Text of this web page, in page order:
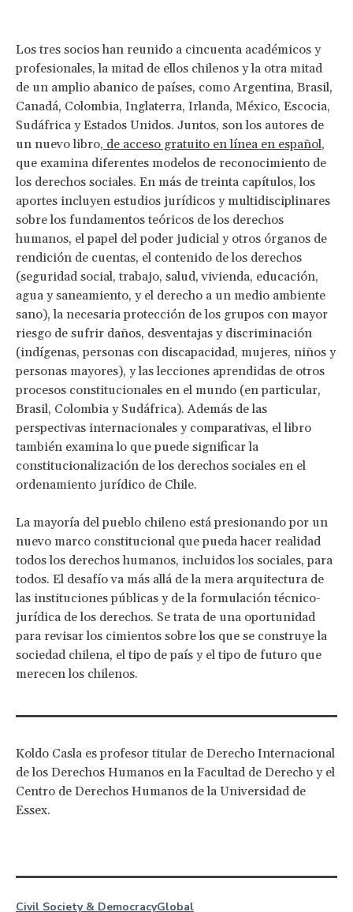
Los tres socios han reunido a cincuenta académicos y
profesionales, la mitad de ellos chilenos y la otra mitad
de un amplio abanico de países, como Argentina, Brasil,
Canadá, Colombia, Inglaterra, Irlanda, México, Escocia,
Sudáfrica y Estados Unidos. Juntos, son los autores de
un nuevo libro, de acceso gratuito en línea en español,
que examina diferentes modelos de reconocimiento de
los derechos sociales. En más de treinta capítulos, los
aportes incluyen estudios jurídicos y multidisciplinares
sobre los fundamentos teóricos de los derechos
humanos, el papel del poder judicial y otros órganos de
rendición de cuentas, el contenido de los derechos
(seguridad social, trabajo, salud, vivienda, educación,
agua y saneamiento, y el derecho a un medio ambiente
sano), la necesaria protección de los grupos con mayor
riesgo de sufrir daños, desventajas y discriminación
(indígenas, personas con discapacidad, mujeres, niños y
personas mayores), y las lecciones aprendidas de otros
procesos constitucionales en el mundo (en particular,
Brasil, Colombia y Sudáfrica). Además de las
perspectivas internacionales y comparativas, el libro
también examina lo que puede significar la
constitucionalización de los derechos sociales en el
ordenamiento jurídico de Chile.
La mayoría del pueblo chileno está presionando por un
nuevo marco constitucional que pueda hacer realidad
todos los derechos humanos, incluidos los sociales, para
todos. El desafío va más allá de la mera arquitectura de
las instituciones públicas y de la formulación técnico-
jurídica de los derechos. Se trata de una oportunidad
para revisar los cimientos sobre los que se construye la
sociedad chilena, el tipo de país y el tipo de futuro que
merecen los chilenos.
Koldo Casla es profesor titular de Derecho Internacional
de los Derechos Humanos en la Facultad de Derecho y el
Centro de Derechos Humanos de la Universidad de
Essex.
Civil Society & DemocracyGlobal